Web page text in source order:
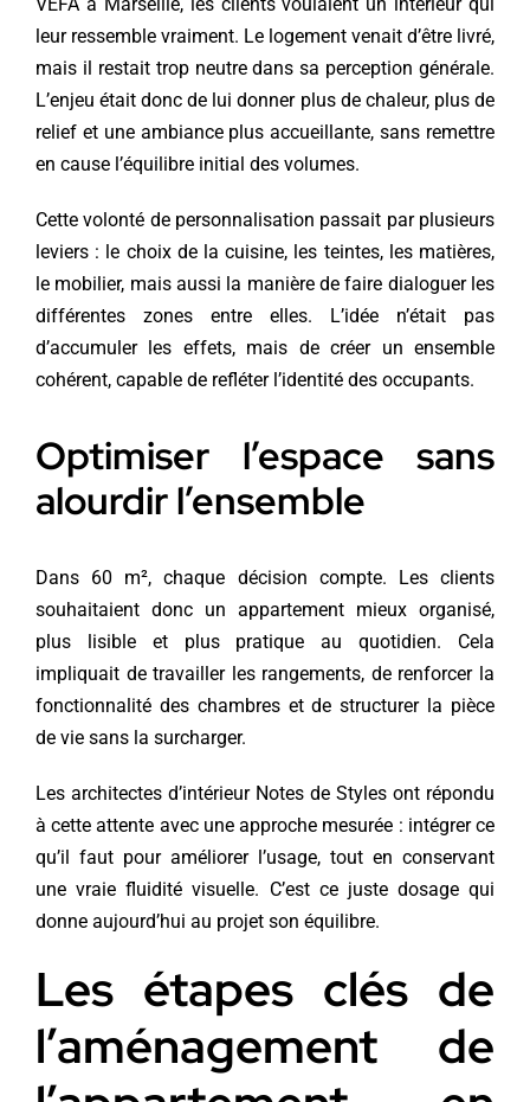
VEFA à Marseille, les clients voulaient un intérieur qui
leur ressemble vraiment. Le logement venait d’être livré,
mais il restait trop neutre dans sa perception générale.
L’enjeu était donc de lui donner plus de chaleur, plus de
relief et une ambiance plus accueillante, sans remettre
en cause l’équilibre initial des volumes.
Cette volonté de personnalisation passait par plusieurs
leviers : le choix de la cuisine, les teintes, les matières,
le mobilier, mais aussi la manière de faire dialoguer les
différentes zones entre elles. L’idée n’était pas
d’accumuler les effets, mais de créer un ensemble
cohérent, capable de refléter l’identité des occupants.
Optimiser l’espace sans
alourdir l’ensemble
Dans 60 m², chaque décision compte. Les clients
souhaitaient donc un appartement mieux organisé,
plus lisible et plus pratique au quotidien. Cela
impliquait de travailler les rangements, de renforcer la
fonctionnalité des chambres et de structurer la pièce
de vie sans la surcharger.
Les architectes d’intérieur Notes de Styles ont répondu
à cette attente avec une approche mesurée : intégrer ce
qu’il faut pour améliorer l’usage, tout en conservant
une vraie fluidité visuelle. C’est ce juste dosage qui
donne aujourd’hui au projet son équilibre.
Les étapes clés de
l’aménagement de